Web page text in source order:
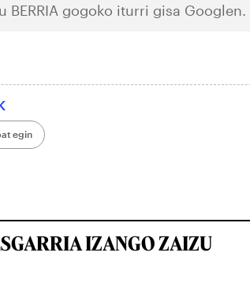
BERRIA gogoko iturri gisa Googlen.
egin
IZANGO ZAIZU